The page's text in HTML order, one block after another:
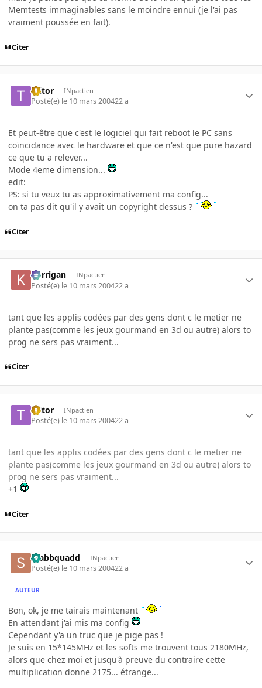
Memtests immaginables sans le moindre ennui (je l'ai pas
vraiment poussée en fait).
Citer
Ttitor INpactien
Posté(e) le 10 mars 200422 a
Et peut-être que c'est le logiciel qui fait reboot le PC sans
coïncidance avec le hardware et que ce n'est que pure hazard
ce que tu a relever...
Mode 4eme dimension...
edit:
PS: si tu veux tu as approximativement ma config...
on ta pas dit qu'il y avait un copyright dessus ?
Citer
korrigan INpactien
Posté(e) le 10 mars 200422 a
tant que les applis codées par des gens dont c le metier ne
plante pas(comme les jeux gourmand en 3d ou autre) alors to
prog ne sers pas vraiment...
Citer
Ttitor INpactien
Posté(e) le 10 mars 200422 a
tant que les applis codées par des gens dont c le metier ne
plante pas(comme les jeux gourmand en 3d ou autre) alors to
prog ne sers pas vraiment...
+1
Citer
Stabbquadd INpactien
Posté(e) le 10 mars 200422 a
AUTEUR
Bon, ok, je me tairais maintenant
En attendant j'ai mis ma config
Cependant y'a un truc que je pige pas !
Je suis en 15*145MHz et les softs me trouvent tous 2180MHz,
alors que chez moi et jusqu'à preuve du contraire cette
multiplication donne 2175... étrange...